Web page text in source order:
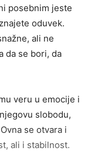
posebnim jeste
oduvek.
ali ne
da se bori, da
veru u emocije i
slobodu,
se otvara i
ali i stabilnost.